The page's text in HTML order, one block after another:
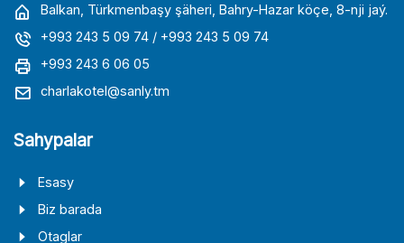
Balkan, Türkmenbaşy şäheri, Bahry-Hazar köçe, 8-nji jaý.
+993 243 5 09 74 / +993 243 5 09 74
+993 243 6 06 05
charlakotel@sanly.tm
Sahypalar
Esasy
Biz barada
Otaglar